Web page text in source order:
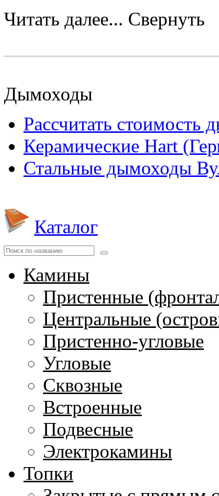
Читать далее... Свернуть
Дымоходы
Рассчитать стоимость
Керамические Hart
Стальные дымоходы
Каталог
Камины
Пристенные
Центральные
Пристенно-угловые
Угловые
Сквозные
Встроенные
Подвесные
Электрокамины
Топки